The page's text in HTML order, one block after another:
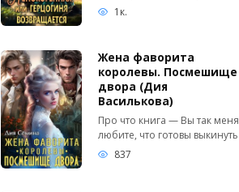
1к.
Жена фаворита
королевы. Посмешище
двора (Дия
Василькова)
Про что книга — Вы так меня
любите, что готовы выкинуть
837